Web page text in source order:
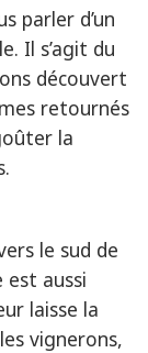
parler d’un
Il s’agit du
découvert
retournés
la
le sud de
est aussi
laisse la
vignerons,